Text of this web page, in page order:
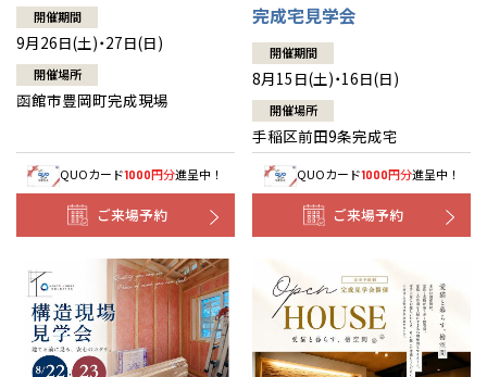
開催期間
9月26日(土)・27日(日)
開催場所
函館市豊岡町完成現場
QUOカード1000円分進呈中！
ご来場予約
完成宅見学会
開催期間
8月15日(土)・16日(日)
開催場所
手稲区前田9条完成宅
QUOカード1000円分進呈中！
ご来場予約
全国の展示場
お近くのイベント